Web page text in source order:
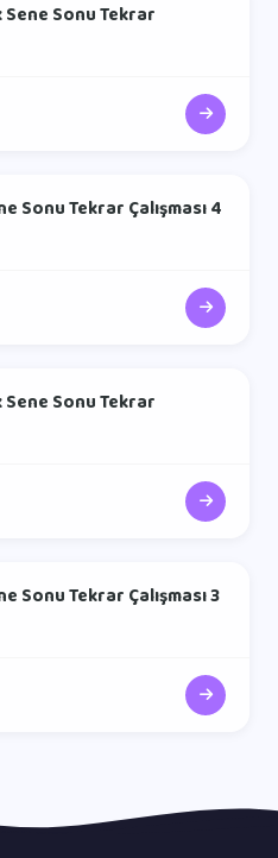
Sene Sonu Tekrar
Sonu Tekrar Çalışması 4
Sene Sonu Tekrar
Sonu Tekrar Çalışması 3